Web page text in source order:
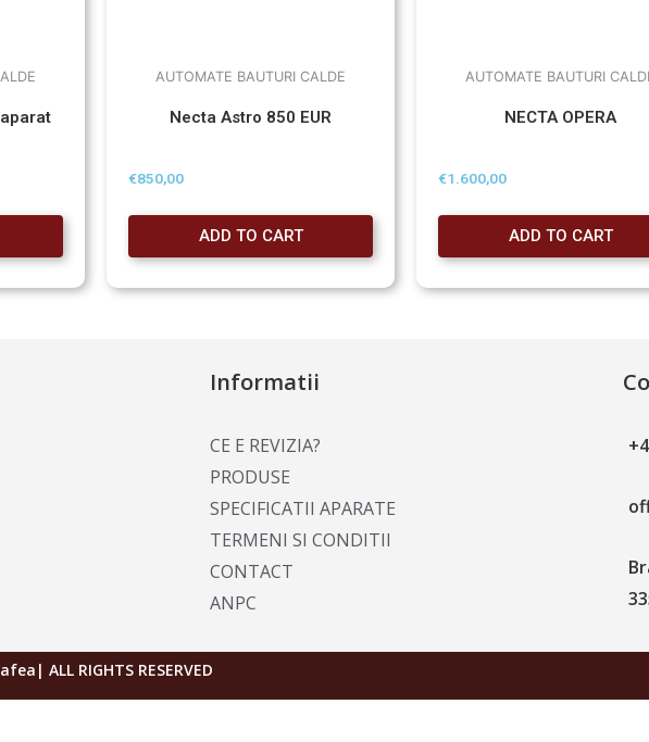
AUTOMATE BAUTURI CALDE
Necta Astro 850 EUR
€850,00
ADD TO CART
AUTOMATE BAUTURI
NECTA OPERA
€1.600,00
ADD TO CART
Informatii
CE E REVIZIA?
PRODUSE
SPECIFICATII APARATE
TERMENI SI CONDITII
CONTACT
ANPC
ALL RIGHTS RESERVED